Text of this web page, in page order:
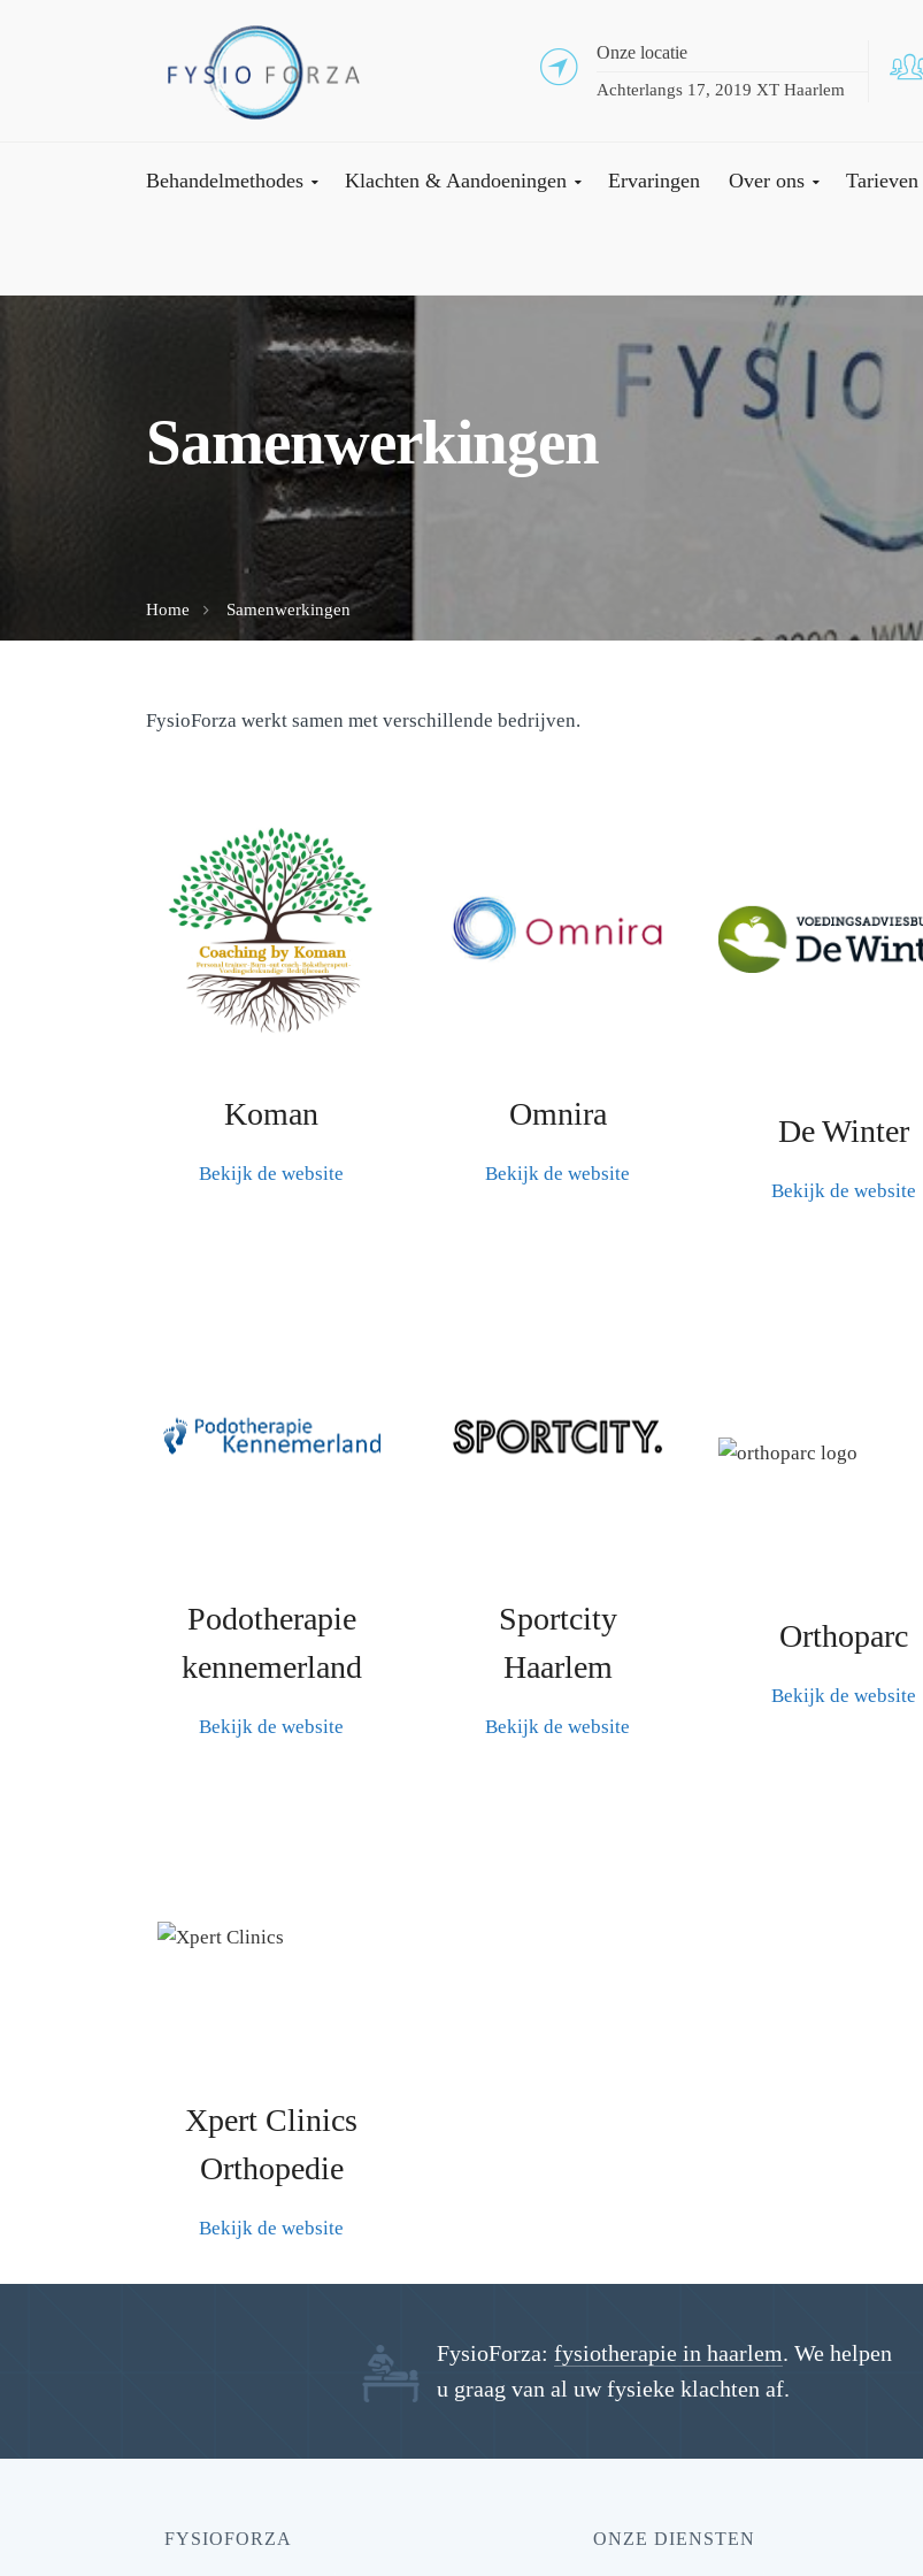
Onze locatie
Achterlangs 17, 2019 XT Haarlem
Behandelmethodes Klachten & Aandoeningen Ervaringen Over ons Tarieven
Samenwerkingen
Home Samenwerkingen
FysioForza werkt samen met verschillende bedrijven.
Koman
Bekijk de website
Omnira
Bekijk de website
De Winter
Bekijk de website
Podotherapie
kennemerland
Bekijk de website
Sportcity
Haarlem
Bekijk de website
Orthoparc
Bekijk de website
Xpert Clinics
Orthopedie
Bekijk de website
FysioForza: fysiotherapie in haarlem. We helpen
u graag van al uw fysieke klachten af.
FYSIOFORZA ONZE DIENSTEN